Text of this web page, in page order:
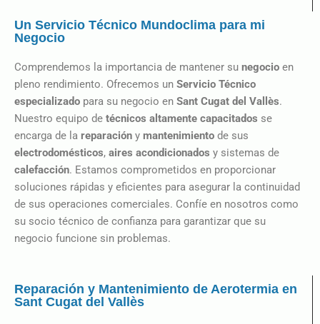
Un Servicio Técnico Mundoclima para mi
Negocio
Comprendemos la importancia de mantener su negocio en
pleno rendimiento. Ofrecemos un Servicio Técnico
especializado para su negocio en Sant Cugat del Vallès.
Nuestro equipo de técnicos altamente capacitados se
encarga de la reparación y mantenimiento de sus
electrodomésticos, aires acondicionados y sistemas de
calefacción. Estamos comprometidos en proporcionar
soluciones rápidas y eficientes para asegurar la continuidad
de sus operaciones comerciales. Confíe en nosotros como
su socio técnico de confianza para garantizar que su
negocio funcione sin problemas.
Reparación y Mantenimiento de Aerotermia en
Sant Cugat del Vallès